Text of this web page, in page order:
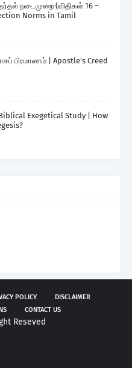
நடைமுறை (விதிகள் 16 –
Norms in Tamil
பிரமாணம் | Apostle's Creed
Exegetical Study | How
POLICY
DISCLAIMER
CONTACT US
Reseved